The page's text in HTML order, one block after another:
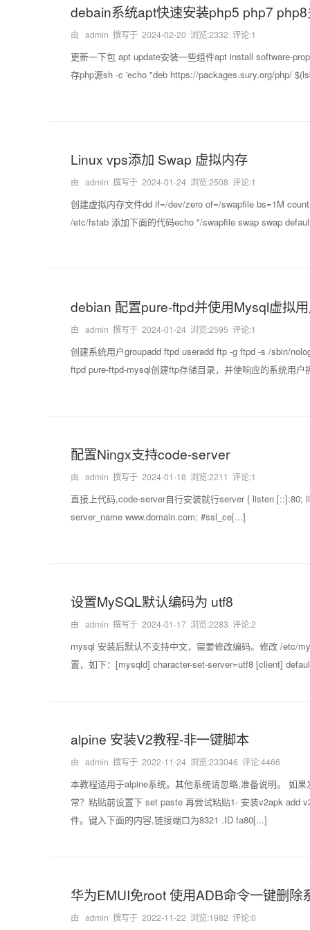
debain系统apt快速安装php5 php7
由 admin 撰写于 2024-02-20 浏览:2332 评论:1
更新一下包 apt update安装一些组件apt install software-
存php源sh -c 'echo "deb https://packages.sury.org/php/
Linux vps添加 Swap 虚拟内存
由 admin 撰写于 2024-01-24 浏览:2508 评论:1
创建虚拟内存文件dd if=/dev/zero of=/swapfile bs=1M
/etc/fstab 添加下面的代码echo "/swapfile swap swap
debian 配置pure-ftpd并使用Mysql虚拟
由 admin 撰写于 2024-01-24 浏览:2595 评论:1
创建系统用户groupadd ftpd useradd ftp -g ftpd -s /sbin/
ftpd pure-ftpd-mysql创建ftp存储目录，并使响应的系统用
配置Ningx支持code-server
由 admin 撰写于 2024-01-18 浏览:2211 评论:1
直接上代码,code-server自行安装就行server { listen
server_name www.domain.com; #ssl_ce[...]
设置MySQL默认编码为 utf8
由 admin 撰写于 2024-01-17 浏览:2283 评论:2
mysql 安装后默认不支持中文，需要修改编码。修改 /etc/
置，如下：[mysqld] character-set-server=utf8 [client]
alpine 安装V2教程-非一键脚本
由 admin 撰写于 2022-11-24 浏览:233046 评论:4466
本教程适用于alpine系统。其他系统请忽略,准备说明。 如
常？粘贴前设置下 set paste 再尝试粘贴1- 安装v2apk add
件。键入下面的内容,链接端口为8321 .ID fa80[...]
华为EMUI免root 使用ADB命令一键删除
由 admin 撰写于 2022-11-22 浏览:1982 评论:0